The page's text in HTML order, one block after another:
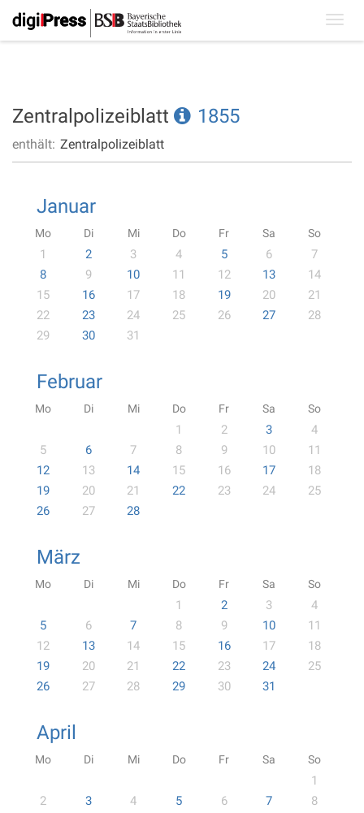
Zentralpolizeiblatt 1855
enthält: Zentralpolizeiblatt
Januar
Mo Di Mi Do Fr Sa So
1 2 3 4 5 6
7
8
9 10 11 12 13
14
15
16 17 18 19 20
21
22
23 24 25 26 27
28
29
30 31
Februar
Mo Di Mi Do Fr Sa So
1 2 3
4
5
6 7 8 9 10
11
12
13 14 15 16 17
18
19
20 21 22 23 24
25
26
27 28
März
Mo Di Mi Do Fr Sa So
1 2 3
4
5
6 7 8 9 10
11
12
13 14 15 16 17
18
19
20 21 22 23 24
25
26
27 28 29 30 31
April
Mo Di Mi Do Fr Sa So
1
2
3 4 5 6 7
8